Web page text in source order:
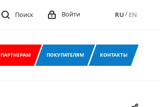
Поиск Войти RU/EN
ПАРТНЕРАМ ПОКУПАТЕЛЯМ КОНТАКТЫ